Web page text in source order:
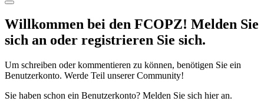
Willkommen bei den FCOPZ! Melden Sie
sich an oder registrieren Sie sich.
Um schreiben oder kommentieren zu können, benötigen Sie ein
Benutzerkonto. Werde Teil unserer Community!
Sie haben schon ein Benutzerkonto? Melden Sie sich hier an.